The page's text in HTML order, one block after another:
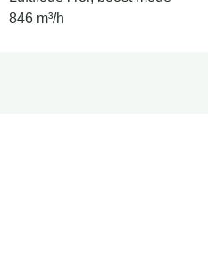
846 m³/h